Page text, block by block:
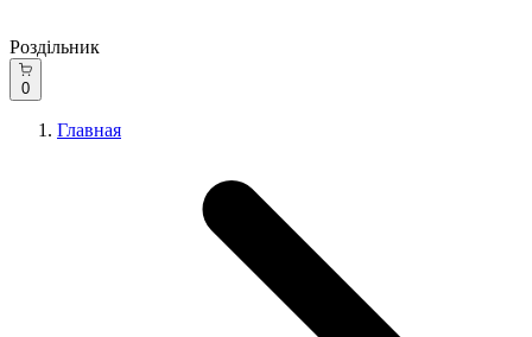
Роздільник
0
Главная